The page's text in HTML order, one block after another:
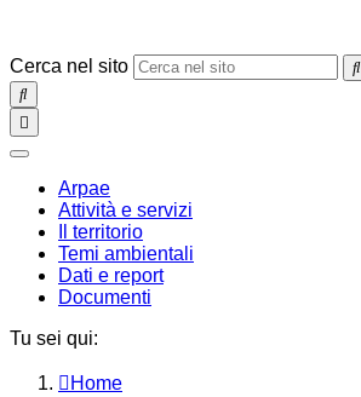
Cerca nel sito
SEARCH
Toggle
navigation
chiudi
Arpae
Attività e servizi
Il territorio
Temi ambientali
Dati e report
Documenti
Tu sei qui:
Home